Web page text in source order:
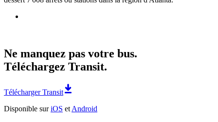
Ne manquez pas votre bus.
Téléchargez Transit.
Télécharger Transit
Disponible suriOS et Android